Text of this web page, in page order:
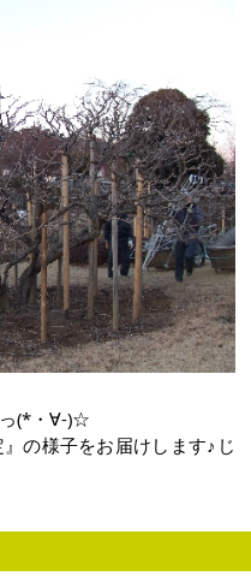
っ(*・∀-)☆
の様子をお届けします♪じ